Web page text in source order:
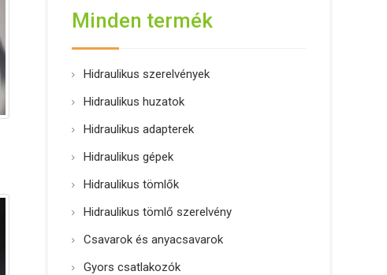
Minden termék
Hidraulikus szerelvények
Hidraulikus huzatok
Hidraulikus adapterek
Hidraulikus gépek
Hidraulikus tömlők
Hidraulikus tömlő szerelvény
Csavarok és anyacsavarok
Gyors csatlakozók